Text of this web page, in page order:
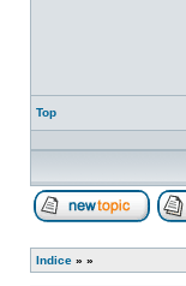
Top
Indice » »